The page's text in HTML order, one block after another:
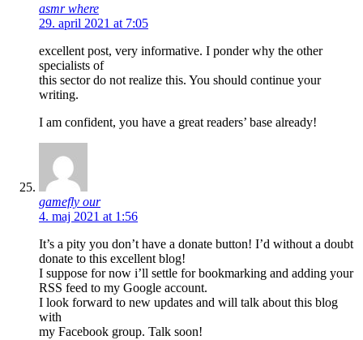
asmr where
29. april 2021 at 7:05
excellent post, very informative. I ponder why the other
specialists of
this sector do not realize this. You should continue your
writing.
I am confident, you have a great readers’ base already!
gamefly our
4. maj 2021 at 1:56
It’s a pity you don’t have a donate button! I’d without a doubt
donate to this excellent blog!
I suppose for now i’ll settle for bookmarking and adding your
RSS feed to my Google account.
I look forward to new updates and will talk about this blog
with
my Facebook group. Talk soon!